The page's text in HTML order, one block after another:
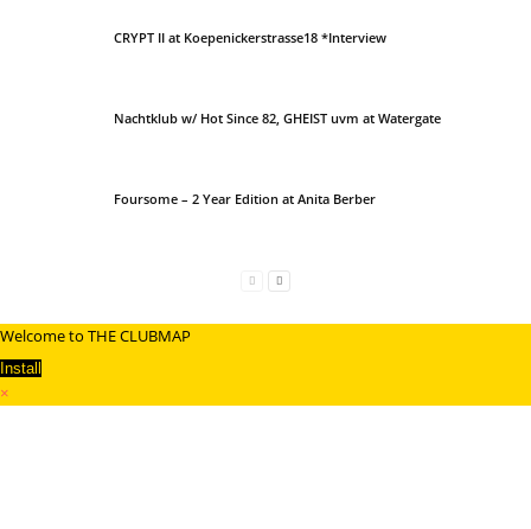
CRYPT II at Koepenickerstrasse18 *Interview
Nachtklub w/ Hot Since 82, GHEIST uvm at Watergate
Foursome – 2 Year Edition at Anita Berber
Welcome to THE CLUBMAP
Install
×